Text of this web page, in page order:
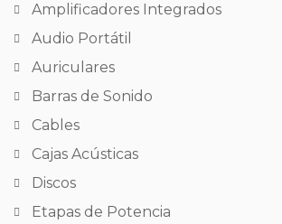
Amplificadores Integrados
Audio Portátil
Auriculares
Barras de Sonido
Cables
Cajas Acústicas
Discos
Etapas de Potencia